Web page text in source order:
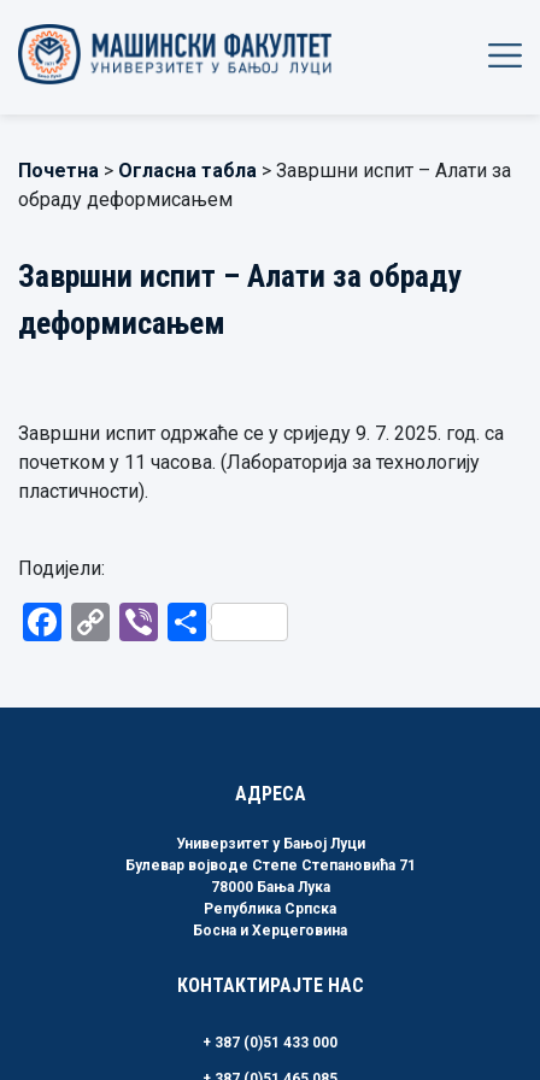
Почетна > Огласна табла > Завршни испит – Алати за
обраду деформисањем
Завршни испит – Алати за обраду
деформисањем
Завршни испит одржаће се у сриједу 9. 7. 2025. год. са
почетком у 11 часова. (Лабораторија за технологију
пластичности).
Подијели:
Facebook
CopyViberShare
АДРЕСА
Универзитет у Бањој Луци
Булевар војводе Степе Степановића 71
78000 Бања Лука
Република Српска
Босна и Херцеговина
КОНТАКТИРАЈТЕ НАС
+ 387 (0)51 433 000